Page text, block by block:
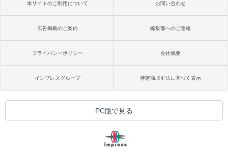
本サイトのご利用について お問い合わせ
広告掲載のご案内 編集部へのご連絡
プライバシーポリシー 会社概要
インプレスグループ 特定商取引法に基づく表示
PC版で見る